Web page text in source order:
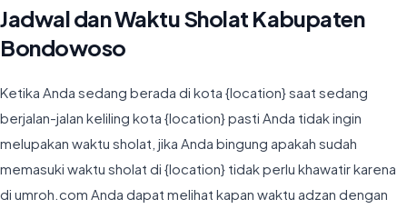
Jadwal dan Waktu Sholat Kabupaten
Bondowoso
Ketika Anda sedang berada di kota {location} saat sedang
berjalan-jalan keliling kota {location} pasti Anda tidak ingin
melupakan waktu sholat, jika Anda bingung apakah sudah
memasuki waktu sholat di {location} tidak perlu khawatir karena
di umroh.com Anda dapat melihat kapan waktu adzan dengan